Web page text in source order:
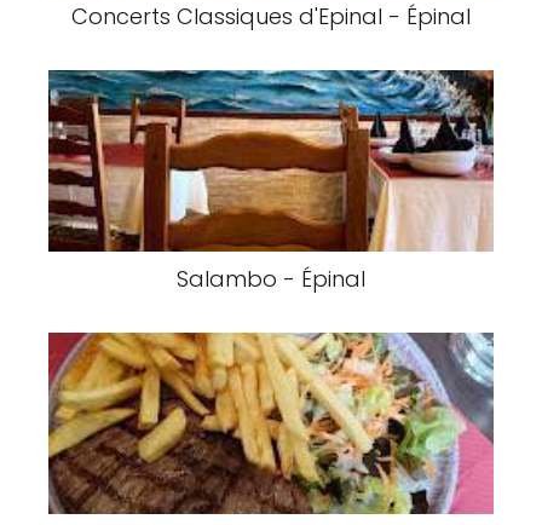
Concerts Classiques d'Epinal - Épinal
Salambo - Épinal